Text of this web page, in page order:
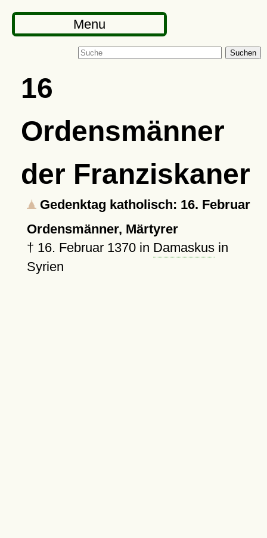
Menu
Suchen
16
Ordensmänner
der Franziskaner
Gedenktag katholisch: 16. Februar
Ordensmänner, Märtyrer
† 16. Februar 1370in Damaskusin
Syrien